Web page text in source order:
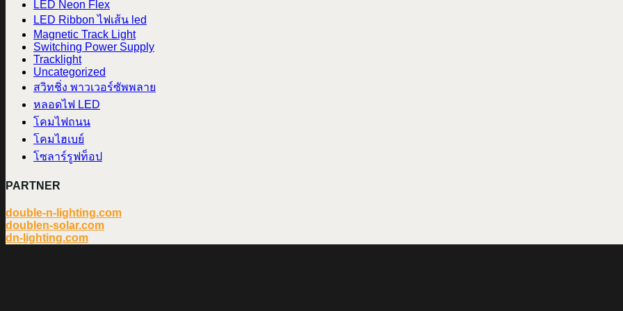
LED Neon Flex
LED Ribbon ไฟเส้น led
Magnetic Track Light
Switching Power Supply
Tracklight
Uncategorized
สวิทชิ่ง พาวเวอร์ซัพพลาย
หลอดไฟ LED
โคมไฟถนน
โคมไฮเบย์
โซลาร์รูฟท็อป
PARTNER
double-n-lighting.com
doublen-solar.com
dn-lighting.com